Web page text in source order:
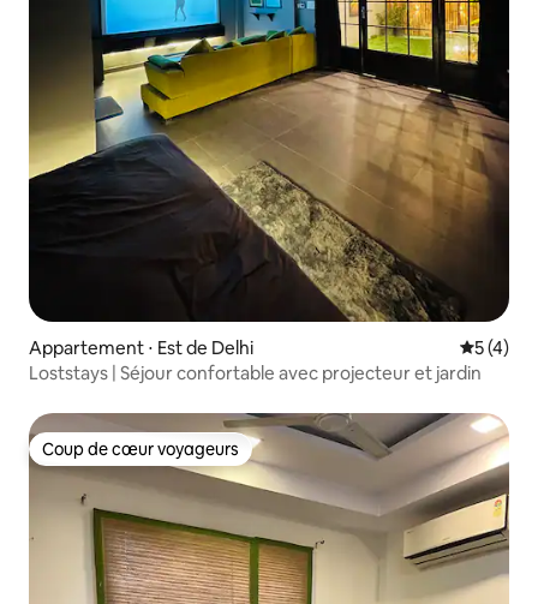
Appartement ⋅ Est de Delhi
5 (4)
Loststays | Séjour confortable avec projecteur et jardin
Coup de cœur voyageurs
Coup de cœur voyageurs